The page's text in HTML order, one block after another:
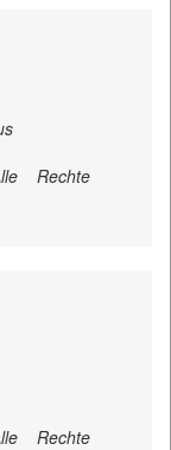
Rechte
Rechte